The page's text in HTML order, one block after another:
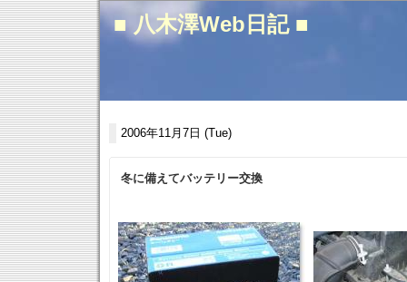
■ 八木澤Web日記 ■
2006年11月7日 (Tue)
冬に備えてバッテリー交換